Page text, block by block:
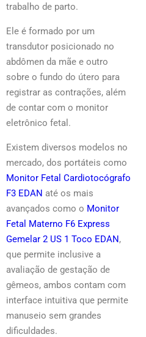
trabalho de parto.
Ele é formado por um
transdutor posicionado no
abdômen da mãe e outro
sobre o fundo do útero para
registrar as contrações, além
de contar com o monitor
eletrônico fetal.
Existem diversos modelos no
mercado, dos portáteis como
Monitor Fetal Cardiotocógrafo
F3 EDAN até os mais
avançados como o Monitor
Fetal Materno F6 Express
Gemelar 2 US 1 Toco EDAN,
que permite inclusive a
avaliação de gestação de
gêmeos, ambos contam com
interface intuitiva que permite
manuseio sem grandes
dificuldades.